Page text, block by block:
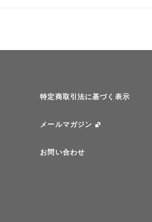
特定商取引法に基づく表示
メールマガジン
お問い合わせ